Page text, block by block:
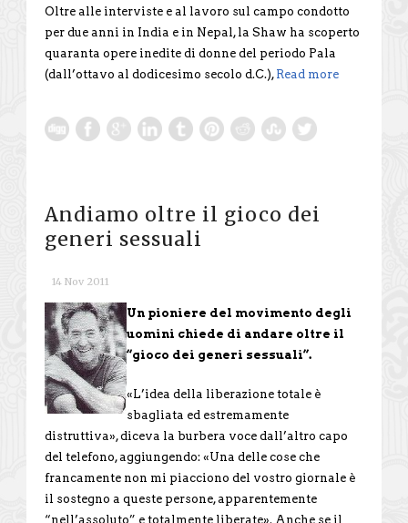
Oltre alle interviste e al lavoro sul campo condotto
per due anni in India e in Nepal, la Shaw ha scoperto
quaranta opere inedite di donne del periodo Pala
(dall’ottavo al dodicesimo secolo d.C.), Read more
Andiamo oltre il gioco dei
generi sessuali
14 Nov 2011
Un pioniere del movimento degli
uomini chiede di andare oltre il
“gioco dei generi sessuali”.
«L’idea della liberazione totale è
sbagliata ed estremamente
distruttiva», diceva la burbera voce dall’altro capo
del telefono, aggiungendo: «Una delle cose che
francamente non mi piacciono del vostro giornale è
il sostegno a queste persone, apparentemente
“nell’assoluto” e totalmente liberate». Anche se il